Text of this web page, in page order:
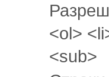
<ol>
<sub>